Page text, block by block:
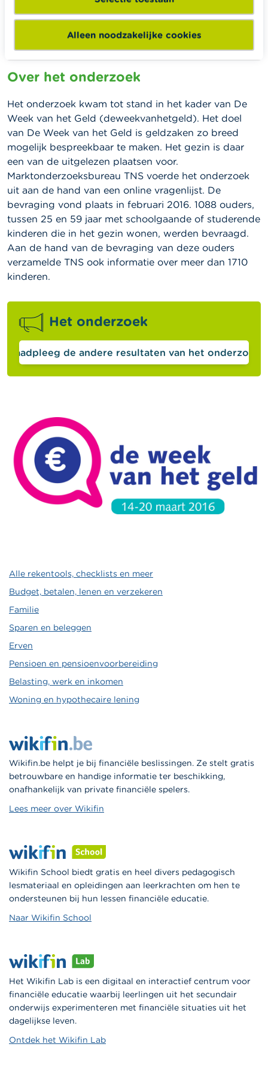
Alleen noodzakelijke cookies
aanbod. Naast het onderwijs vormt het gezin de
belangrijkste plaats voor financiële vorming voor
Over het onderzoek
Het onderzoek kwam tot stand in het kader van De
Week van het Geld (deweekvanhetgeld). Het doel
van De Week van het Geld is geldzaken zo breed
mogelijk bespreekbaar te maken. Het gezin is daar
een van de uitgelezen plaatsen voor.
Marktonderzoeksbureau TNS voerde het onderzoek
uit aan de hand van een online vragenlijst. De
bevraging vond plaats in februari 2016. 1088 ouders,
tussen 25 en 59 jaar met schoolgaande of studerende
kinderen die in het gezin wonen, werden bevraagd.
Aan de hand van de bevraging van deze ouders
verzamelde TNS ook informatie over meer dan 1710
kinderen.
Het onderzoek
Raadpleeg de andere resultaten van het onderzoek
Alle rekentools, checklists en meer
Budget, betalen, lenen en verzekeren
Familie
Sparen en beleggen
Erven
Pensioen en pensioenvoorbereiding
Belasting, werk en inkomen
Woning en hypothecaire lening
Wikifin.be helpt je bij financiële beslissingen. Ze stelt gratis
betrouwbare en handige informatie ter beschikking,
onafhankelijk van private financiële spelers.
Lees meer over Wikifin
Wikifin School biedt gratis en heel divers pedagogisch
lesmateriaal en opleidingen aan leerkrachten om hen te
ondersteunen bij hun lessen financiële educatie.
Naar Wikifin School
Het Wikifin Lab is een digitaal en interactief centrum voor
financiële educatie waarbij leerlingen uit het secundair
onderwijs experimenteren met financiële situaties uit het
dagelijkse leven.
Ontdek het Wikifin Lab